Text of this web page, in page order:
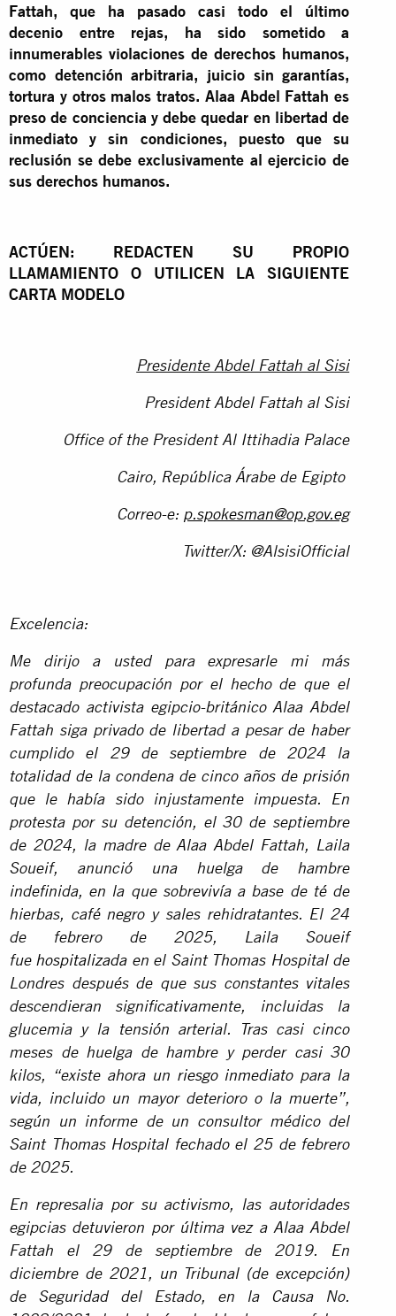
Fattah, que ha pasado casi todo el último
decenio entre rejas, ha sido sometido a
innumerables violaciones de derechos humanos,
como detención arbitraria, juicio sin garantías,
tortura y otros malos tratos. Alaa Abdel Fattah es
preso de conciencia y debe quedar en libertad de
inmediato y sin condiciones, puesto que su
reclusión se debe exclusivamente al ejercicio de
sus derechos humanos.
ACTÚEN: REDACTEN SU PROPIO
LLAMAMIENTO O UTILICEN LA SIGUIENTE
CARTA MODELO
Presidente Abdel Fattah al Sisi
President Abdel Fattah al Sisi
Office of the President Al Ittihadia Palace
Cairo, República Árabe de Egipto
Correo-e: p.spokesman@op.gov.eg
Twitter/X: @AlsisiOfficial
Excelencia:
Me dirijo a usted para expresarle mi más
profunda preocupación por el hecho de que el
destacado activista egipcio-británico Alaa Abdel
Fattah siga privado de libertad a pesar de haber
cumplido el 29 de septiembre de 2024 la
totalidad de la condena de cinco años de prisión
que le había sido injustamente impuesta. En
protesta por su detención, el 30 de septiembre
de 2024, la madre de Alaa Abdel Fattah, Laila
Soueif, anunció una huelga de hambre
indefinida, en la que sobrevivía a base de té de
hierbas, café negro y sales rehidratantes. El 24
de febrero de 2025, Laila Soueif
fue hospitalizadaen el Saint Thomas Hospital de
Londres después de que sus constantes vitales
descendieran significativamente, incluidas la
glucemia y la tensión arterial. Tras casi cinco
meses de huelga de hambre y perder casi 30
kilos, “existe ahora un riesgo inmediatopara la
vida, incluido un mayor deterioro o la muerte”,
según un informe de un consultor médico del
Saint Thomas Hospital fechado el 25 de febrero
de 2025.
En represalia por su activismo, las autoridades
egipcias detuvieron por última vez a Alaa Abdel
Fattah el 29 de septiembre de 2019. En
diciembre de 2021, un Tribunal (de excepción)
de Seguridad del Estado, en la Causa No.